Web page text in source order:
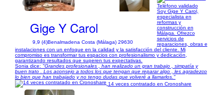
1/7
Gige Y Carol
9,9 (4)Benalmadena Costa (Málaga) 29630
Teléfono validado
Soy Gige Y Carol,
especialista en
reformas y
construcción en
Málaga. Ofrezco
servicios de
reparaciones, obras e
instalaciones con un enfoque en la calidad y la satisfacción del cliente. Mi
compromiso es transformar tus espacios con profesionalismo y dedicación,
garantizando resultados que superen tus expectativas.
Sonia dice: "Grandes profesionales , han realizado un gran trabajo , simpatía y
buen trato . Los aconsejo a todos los que tengan que reparar algo , les agradezco
lo bien que han trabajado y no tengo dudas que volveré a llamarlos."
14 veces contratado en Cronoshare